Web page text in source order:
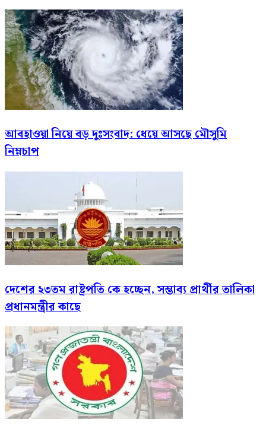
আবহাওয়া নিয়ে বড় দুঃসংবাদ: ধেয়ে আসছে মৌসুমি
নিম্নচাপ
দেশের ২৩তম রাষ্ট্রপতি কে হচ্ছেন, সম্ভাব্য প্রার্থীর তালিকা
প্রধানমন্ত্রীর কাছে